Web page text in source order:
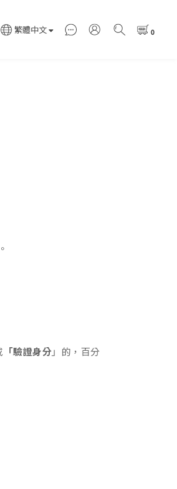
繁體中文
「驗證身分 」的，百分